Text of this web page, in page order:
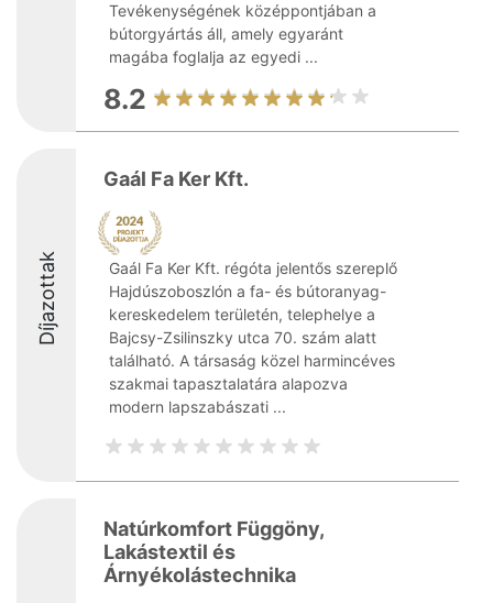
Tevékenységének középpontjában a
bútorgyártás áll, amely egyaránt
magába foglalja az egyedi ...
8.2
Díjazottak
Gaál Fa Ker Kft.
Gaál Fa Ker Kft. régóta jelentős szereplő
Hajdúszoboszlón a fa- és bútoranyag-
kereskedelem területén, telephelye a
Bajcsy-Zsilinszky utca 70. szám alatt
található. A társaság közel harmincéves
szakmai tapasztalatára alapozva
modern lapszabászati ...
Natúrkomfort Függöny,
Lakástextil és
Árnyékolástechnika